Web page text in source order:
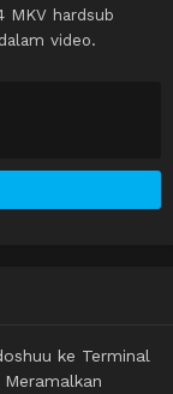
MKV hardsub
video.
ke Terminal